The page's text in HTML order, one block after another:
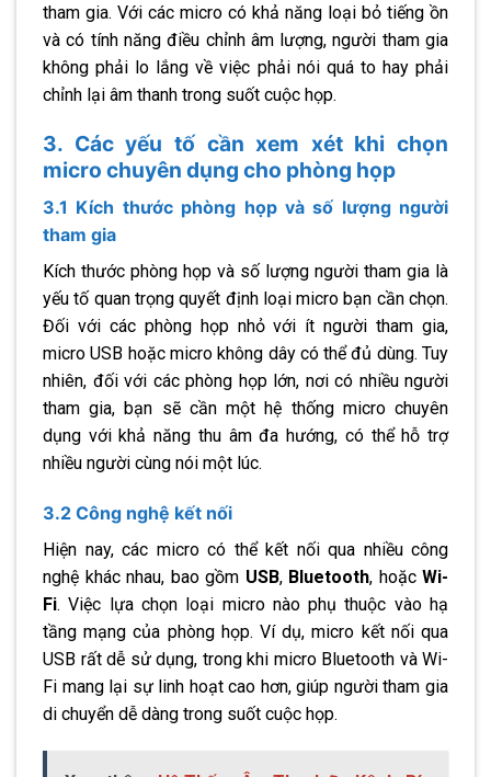
tham gia. Với các micro có khả năng loại bỏ tiếng ồn
và có tính năng điều chỉnh âm lượng, người tham gia
không phải lo lắng về việc phải nói quá to hay phải
chỉnh lại âm thanh trong suốt cuộc họp.
3. Các yếu tố cần xem xét khi chọn
micro chuyên dụng cho phòng họp
3.1 Kích thước phòng họp và số lượng người
tham gia
Kích thước phòng họp và số lượng người tham gia là
yếu tố quan trọng quyết định loại micro bạn cần chọn.
Đối với các phòng họp nhỏ với ít người tham gia,
micro USB hoặc micro không dây có thể đủ dùng. Tuy
nhiên, đối với các phòng họp lớn, nơi có nhiều người
tham gia, bạn sẽ cần một hệ thống micro chuyên
dụng với khả năng thu âm đa hướng, có thể hỗ trợ
nhiều người cùng nói một lúc.
3.2 Công nghệ kết nối
Hiện nay, các micro có thể kết nối qua nhiều công
nghệ khác nhau, bao gồm USB, Bluetooth, hoặc Wi-
Fi. Việc lựa chọn loại micro nào phụ thuộc vào hạ
tầng mạng của phòng họp. Ví dụ, micro kết nối qua
USB rất dễ sử dụng, trong khi micro Bluetooth và Wi-
Fi mang lại sự linh hoạt cao hơn, giúp người tham gia
di chuyển dễ dàng trong suốt cuộc họp.